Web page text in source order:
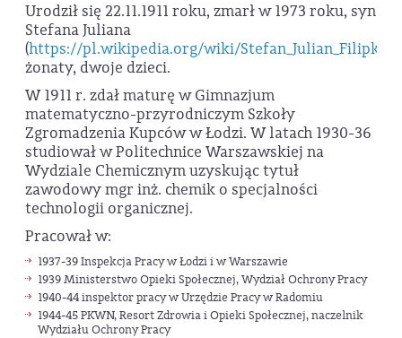
Urodził się 22.11.1911 roku, zmarł w 1973 roku, syn
Stefana Juliana
(https://pl.wikipedia.org/wiki/
żonaty, dwoje dzieci.
W 1911 r. zdał maturę w Gimnazjum
matematyczno-przyrodniczym Szkoły
Zgromadzenia Kupców w Łodzi. W latach 1930-36
studiował w Politechnice Warszawskiej na
Wydziale Chemicznym uzyskując tytuł
zawodowy mgr inż. chemik o specjalności
technologii organicznej.
Pracował w:
1937-39 Inspekcja Pracy w Łodzi i w Warszawie
1939 Ministerstwo Opieki Społecznej, Wydział Ochrony Pracy
1940-44 inspektor pracy w Urzędzie Pracy w Radomiu
1944-45 PKWN, Resort Zdrowia i Opieki Społecznej, naczelnik
Wydziału Ochrony Pracy